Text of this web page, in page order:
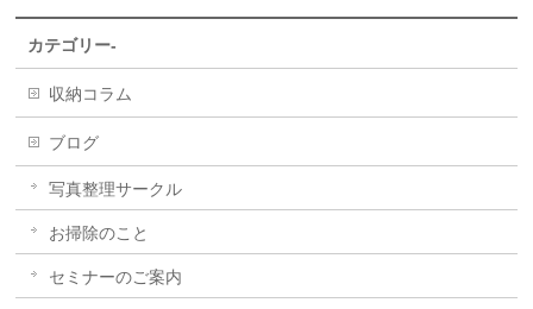
カテゴリー-
収納コラム
ブログ
写真整理サークル
お掃除のこと
セミナーのご案内